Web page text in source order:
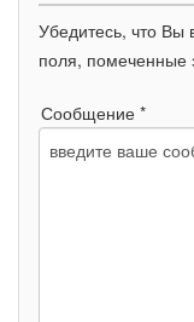
Убедитесь, что
поля, помеченные
Сообщение *